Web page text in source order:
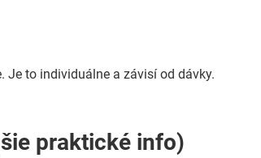
Je to individuálne a závisí od dávky.
praktické info)